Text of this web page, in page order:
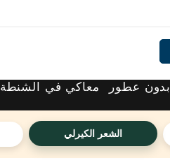
بدون عطور معاكي في الشنطة
الشعر الكيرلي